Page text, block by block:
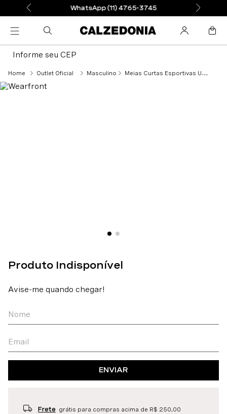
WhatsApp (11) 4765-3745
Informe seu CEP
Outlet Oficial Masculino Meias Curtas Esportivas Unissex - Azul
ENVIAR
Frete grátis para compras acima de R$ 250,00